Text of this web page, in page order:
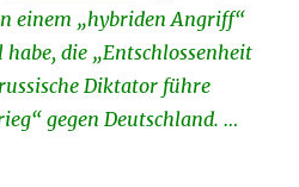
einem „hybriden Angriff“
habe, die „Entschlossenheit
Diktator führe
gegen Deutschland. …